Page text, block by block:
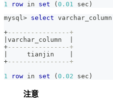
1
row in set ( 0.01 sec )
mysql> select varchar_column
+----------------+
varchar_column
+----------------+
     tianjin
+----------------+
1
row in set ( 0.02 sec )
注意